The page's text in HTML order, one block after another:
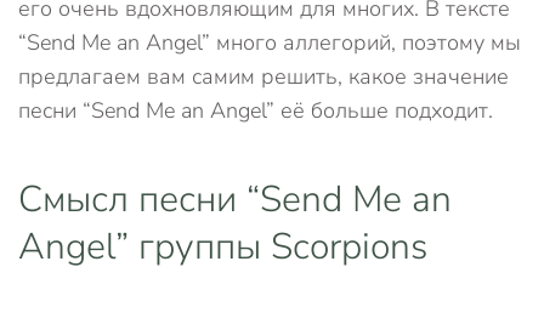
его очень вдохновляющим для многих. В тексте
“Send Me an Angel” много аллегорий, поэтому мы
предлагаем вам самим решить, какое значение
песни “Send Me an Angel” её больше подходит.
Смысл песни “Send Me an
Angel” группы Scorpions